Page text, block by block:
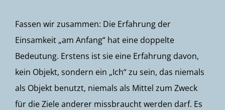
Fassen wir zusammen: Die Erfahrung der
Einsamkeit „am Anfang“ hat eine doppelte
Bedeutung. Erstens ist sie eine Erfahrung davon,
kein Objekt, sondern ein „Ich“ zu sein, das niemals
als Objekt benutzt, niemals als Mittel zum Zweck
für die Ziele anderer missbraucht werden darf. Es